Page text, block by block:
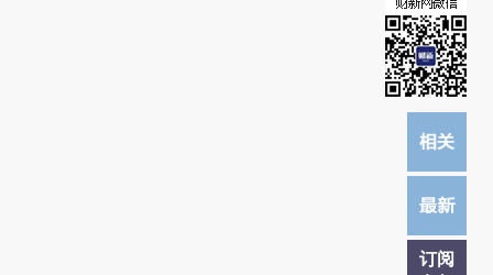
订阅